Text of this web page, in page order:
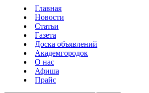
Главная
Новости
Статьи
Газета
Доска объявлений
Академгородок
О нас
Афиша
Прайс